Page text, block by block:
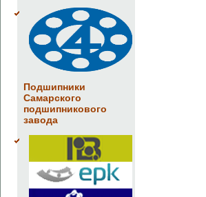
Подшипники
Самарского
подшипникового
завода